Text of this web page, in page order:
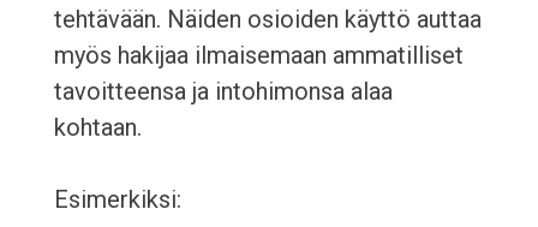
tehtävään. Näiden osioiden käyttö auttaa
myös hakijaa ilmaisemaan ammatilliset
tavoitteensa ja intohimonsa alaa
kohtaan.
Esimerkiksi: